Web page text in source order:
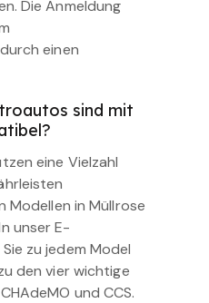
Die Anmeldung
einen
sind mit
eine Vielzahl
in Müllrose
unser E-
zu jedem Model
den vier wichtige
und CCS.